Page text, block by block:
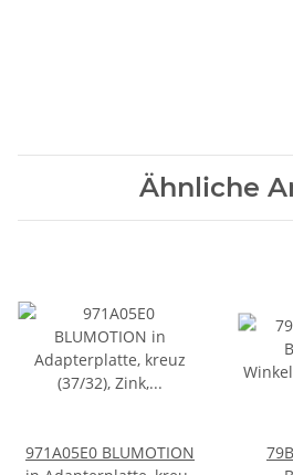
Ähnliche
971A05E0 BLUMOTION